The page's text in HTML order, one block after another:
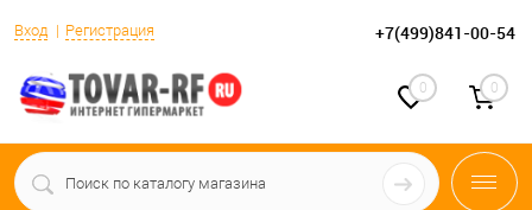
Вход Регистрация +7(499)841-00-54
0 0